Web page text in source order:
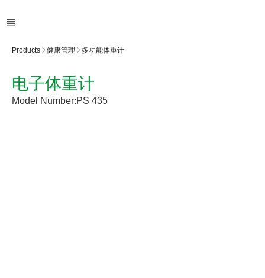
Products 健康管理 多功能体重计
电子体重计
Model Number:PS 435